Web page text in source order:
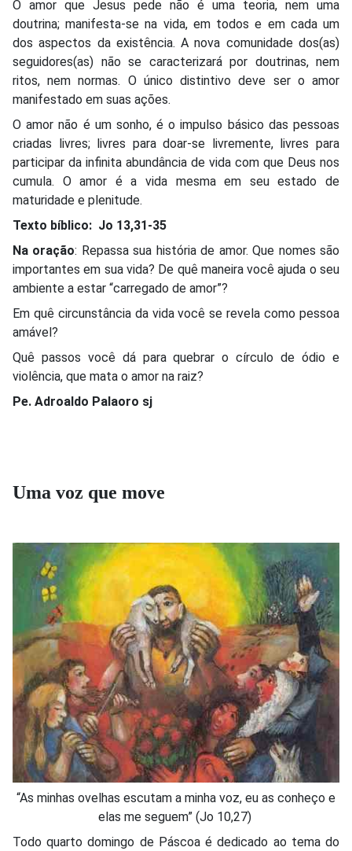
O amor que Jesus pede não é uma teoria, nem uma
doutrina; manifesta-se na vida, em todos e em cada um
dos aspectos da existência. A nova comunidade dos(as)
seguidores(as) não se caracterizará por doutrinas, nem
ritos, nem normas. O único distintivo deve ser o amor
manifestado em suas ações.
O amor não é um sonho, é o impulso básico das pessoas
criadas livres; livres para doar-se livremente, livres para
participar da infinita abundância de vida com que Deus nos
cumula. O amor é a vida mesma em seu estado de
maturidade e plenitude.
Texto bíblico: Jo 13,31-35
Na oração: Repassa sua história de amor. Que nomes são
importantes em sua vida? De quê maneira você ajuda o seu
ambiente a estar “carregado de amor”?
Em quê circunstância da vida você se revela como pessoa
amável?
Quê passos você dá para quebrar o círculo de ódio e
violência, que mata o amor na raiz?
Pe. Adroaldo Palaoro sj
Uma voz que move
“As minhas ovelhas escutam a minha voz, eu as conheço e
elas me seguem” (Jo 10,27)
Todo quarto domingo de Páscoa é dedicado ao tema do